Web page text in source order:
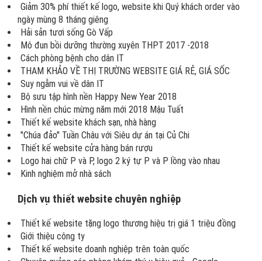
Giảm 30% phí thiết kế logo, website khi Quý khách order vào
ngày mùng 8 tháng giêng
Hải sản tươi sống Gò Vấp
Mô đun bồi dưỡng thường xuyên THPT 2017 -2018
Cách phòng bệnh cho dân IT
THAM KHẢO VỀ THỊ TRƯỜNG WEBSITE GIÁ RẺ, GIÁ SỐC
Suy ngẫm vui về dân IT
Bộ sưu tập hình nền Happy New Year 2018
Hình nền chúc mừng năm mới 2018 Mậu Tuất
Thiết kế website khách sạn, nhà hàng
"Chúa đảo" Tuần Châu với Siêu dự án tại Củ Chi
Thiết kế website cửa hàng bán rượu
Logo hai chữ P và P, logo 2 ký tự P và P lồng vào nhau
Kinh nghiệm mở nhà sách
Dịch vụ thiết website chuyên nghiệp
Thiết kế website tặng logo thương hiệu trị giá 1 triệu đồng
Giới thiệu công ty
Thiết kế website doanh nghiệp trên toàn quốc